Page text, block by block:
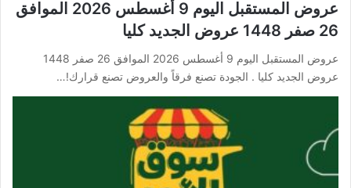
عروض المستقبل اليوم 9 أغسطس 2026 الموافق
26 صفر 1448 عروض الجديد كليا
عروض المستقبل اليوم 9 أغسطس 2026 الموافق 26 صفر 1448
عروض الجديد كليا . الجودة تصنع فرقاً والعروض تصنع قرارك!…